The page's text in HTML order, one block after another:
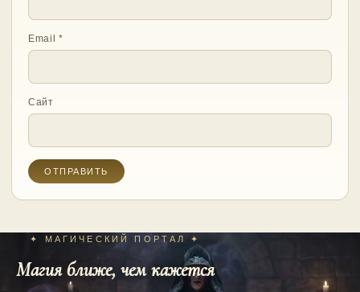
Email*
Сайт
✦ МАГИЧЕСКИЙ ПОРТАЛ ✦
Магия ближе, чем кажется